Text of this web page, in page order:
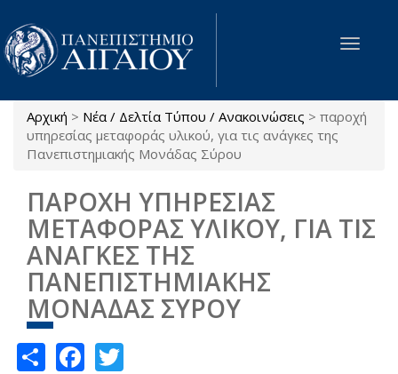
Παράκαμψη προς το κυρίως περιεχόμενο
Toggle
Είστε εδώ
Αρχική > Νέα / Δελτία Τύπου / Ανακοινώσεις > παροχή
υπηρεσίας μεταφοράς υλικού, για τις ανάγκες της
Πανεπιστημιακής Μονάδας Σύρου
ΠΑΡΟΧΗ ΥΠΗΡΕΣΙΑΣ
ΜΕΤΑΦΟΡΑΣ ΥΛΙΚΟΥ, ΓΙΑ ΤΙΣ
ΑΝΑΓΚΕΣ ΤΗΣ
ΠΑΝΕΠΙΣΤΗΜΙΑΚΗΣ
ΜΟΝΑΔΑΣ ΣΥΡΟΥ
ShareFacebook